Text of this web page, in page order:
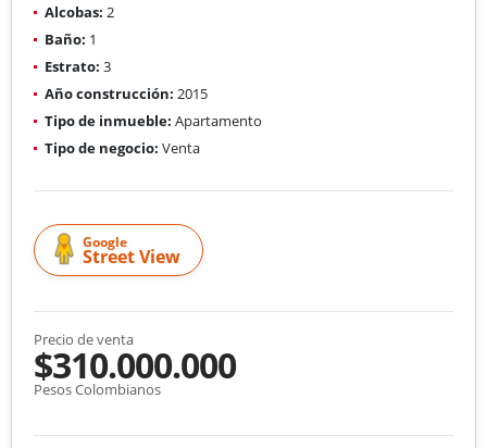
Alcobas: 2
Baño: 1
Estrato: 3
Año construcción: 2015
Tipo de inmueble: Apartamento
Tipo de negocio: Venta
Google
Street View
Precio de venta
$310.000.000
Pesos Colombianos